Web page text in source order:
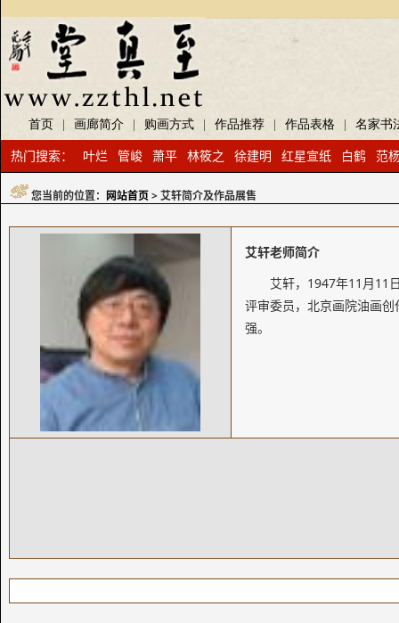
首页 画廊简介 购画方式 作品推荐 作品表格 名家书
热门搜索： 叶烂 管峻 萧平 林筱之 徐建明 红星宣纸 白鹤 范
您当前的位置： 网站首页> 艾轩简介及作品展售
艾轩老师简介
艾轩，1947年11月11
评审委员，北京画院油画
强。